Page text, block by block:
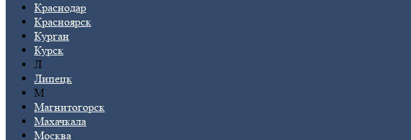
Краснодар
Красноярск
Курган
Курск
Л
Липецк
М
Магнитогорск
Махачкала
Москва